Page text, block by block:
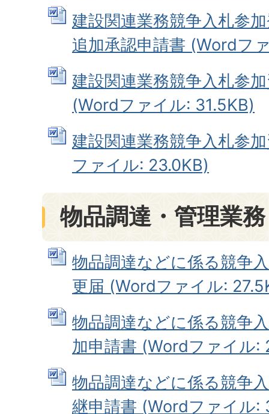
建設関連業務競争入札参
追加承認申請書 (Wordフ
建設関連業務競争入札参
(Wordファイル: 31.5KB)
建設関連業務競争入札参
ファイル: 23.0KB)
物品調達・管理業務
物品調達などに係る競争
更届 (Wordファイル:
物品調達などに係る競争
加申請書 (Wordファイル:
物品調達などに係る競争
継申請書 (Wordファイル: